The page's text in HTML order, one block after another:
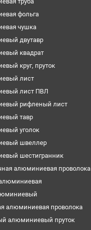
фольга
чушка
двутавр
квадрат
круг, пруток
лист
лист ПВЛ
рифленый лист
тавр
уголок
швеллер
шестигранник
алюминиевая проволока
алюминиевая проволока
алюминиевый пруток